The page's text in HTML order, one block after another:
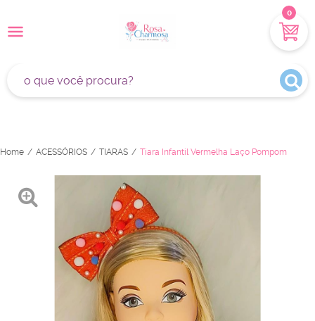
0
Home ACESSÓRIOS TIARAS Tiara Infantil Vermelha Laço Pompom